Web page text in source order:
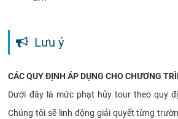
Lưu ý
CÁC QUY ĐỊNH ÁP DỤNG CHO CHƯƠNG
Dưới đây là mức phạt hủy tour theo quy
Chúng tôi sẽ linh động giải quyết từng